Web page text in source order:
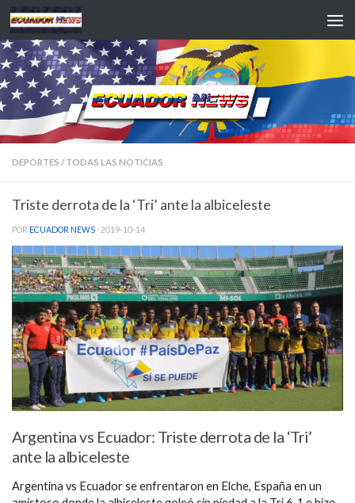
Saltar al contenido
DEPORTES / TODAS LAS NOTICIAS
Triste derrota de la ‘Tri’ ante la albiceleste
POR ECUADOR NEWS · 2019-10-14
Argentina vs Ecuador: Triste derrota de la ‘Tri’
ante la albiceleste
Argentina vs Ecuador se enfrentaron en Elche, España en un